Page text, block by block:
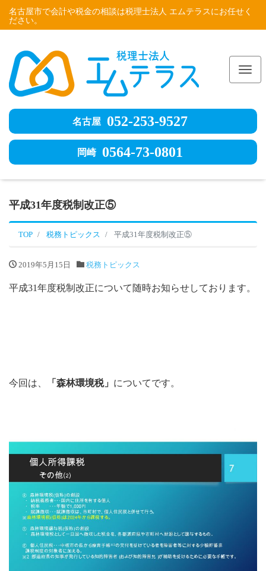
名古屋市で会計や税金の相談は税理士法人 エムテラスにお任せく
ださい。
名古屋 052-253-9527
岡崎 0564-73-0801
平成31年度税制改正⑤
TOP 税務トピックス 平成31年度税制改正⑤
2019年5月15日 税務トピックス
平成31年度税制改正について随時お知らせしております。
今回は、 「森林環境税」 についてです。